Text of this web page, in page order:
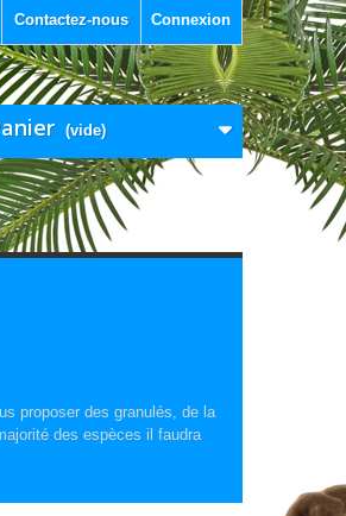
Connexion
Contactez-nous
(vide)
proposer des granulés, de la
des espèces il faudra